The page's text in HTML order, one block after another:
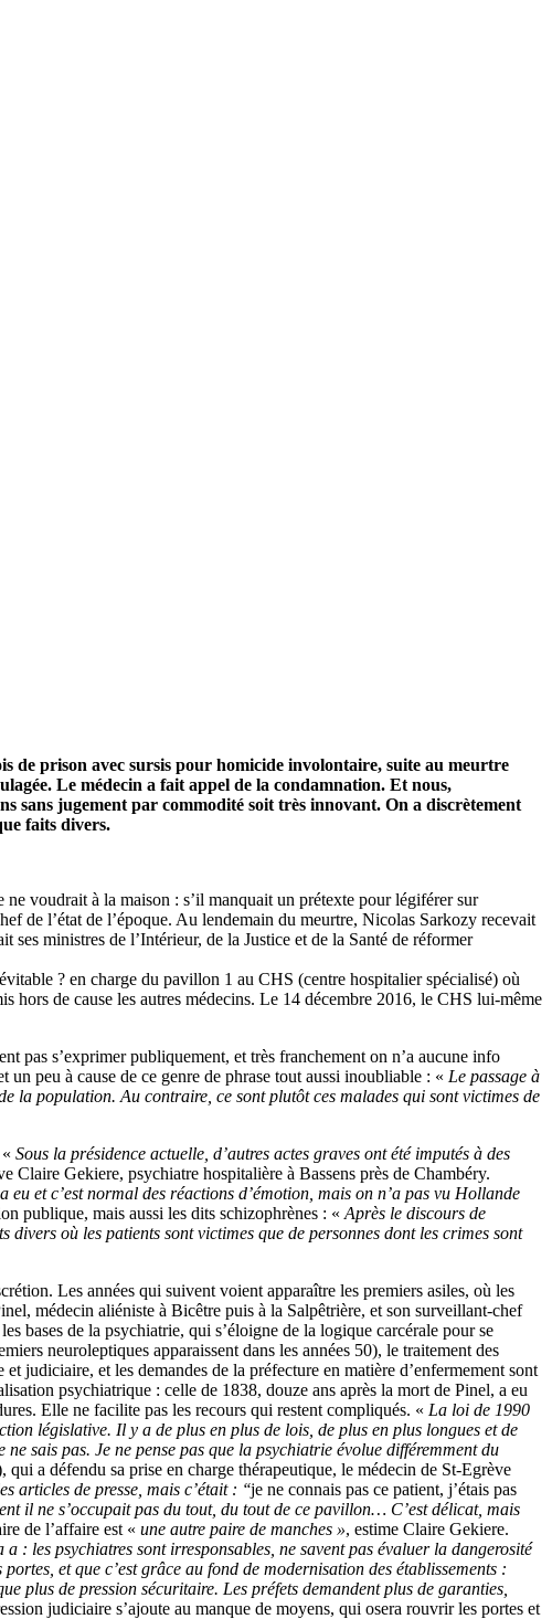
de prison avec sursis pour homicide involontaire, suite au meurtre
Le médecin a fait appel de la condamnation. Et nous,
sans jugement par commodité soit très innovant. On a discrètement
faits divers.
voudrait à la maison : s’il manquait un prétexte pour légiférer sur
de l’état de l’époque. Au lendemain du meurtre, Nicolas Sarkozy recevait
ses ministres de l’Intérieur, de la Justice et de la Santé de réformer
? en charge du pavillon 1 au CHS (centre hospitalier spécialisé) où
hors de cause les autres médecins. Le 14 décembre 2016, le CHS lui-même
pas s’exprimer publiquement, et très franchement on n’a aucune info
peu à cause de ce genre de phrase tout aussi inoubliable : « Le passage à
la population. Au contraire, ce sont plutôt ces malades qui sont victimes de
Sous la présidence actuelle, d’autres actes graves ont été imputés à des
Claire Gekiere, psychiatre hospitalière à Bassens près de Chambéry.
et c’est normal des réactions d’émotion, mais on n’a pas vu Hollande
publique, mais aussi les dits schizophrènes : « Après le discours de
où les patients sont victimes que de personnes dont les crimes sont
Les années qui suivent voient apparaître les premiers asiles, où les
médecin aliéniste à Bicêtre puis à la Salpêtrière, et son surveillant-chef
bases de la psychiatrie, qui s’éloigne de la logique carcérale pour se
neuroleptiques apparaissent dans les années 50), le traitement des
judiciaire, et les demandes de la préfecture en matière d’enfermement sont
psychiatrique : celle de 1838, douze ans après la mort de Pinel, a eu
Elle ne facilite pas les recours qui restent compliqués. « La loi de 1990
législative. Il y a de plus en plus de lois, de plus en plus longues et de
sais pas. Je ne pense pas que la psychiatrie évolue différemment du
a défendu sa prise en charge thérapeutique, le médecin de St-Egrève
articles de presse, mais c’était : ‘‘je ne connais pas ce patient, j’étais pas
il ne s’occupait pas du tout, du tout de ce pavillon… C’est délicat, mais
de l’affaire est « une autre paire de manches », estime Claire Gekiere.
: les psychiatres sont irresponsables, ne savent pas évaluer la dangerosité
et que c’est grâce au fond de modernisation des établissements :
plus de pression sécuritaire. Les préfets demandent plus de garanties,
judiciaire s’ajoute au manque de moyens, qui osera rouvrir les portes et